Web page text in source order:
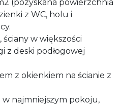
(pozyskana powierzchnia
z WC, holu i
w większości
z deski podłogowej
z okienkiem na ścianie z
najmniejszym pokoju,